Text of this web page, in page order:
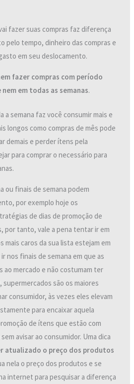
fazer suas compras faz diferença
pelo tempo, dinheiro das compras e
em seu deslocamento.
fazer compras com período
em todas as semanas.
a semana faz você consumir mais e
longos como compras de mês pode
demais e perder ítens pela
para comprar o necessário para
ou finais de semana podem
por exemplo hoje os
de dias de promoção de
por tanto, vale a pena tentar ir em
mais caros da sua lista estejam em
nos finais de semana em que as
ao mercado e não costumam ter
supermercados são os maiores
consumidor, às vezes eles elevam
para encaixar aquela
de ítens que estão com
avisar ao consumidor. Uma dica
atualizado o preço dos produtos
nela o preço dos produtos e se
internet para pesquisar a diferença